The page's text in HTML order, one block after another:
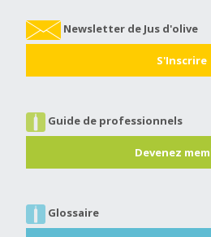
Newsletter de Jus d'olive
S'Inscrire
Guide de professionnels
Devenez
Glossaire